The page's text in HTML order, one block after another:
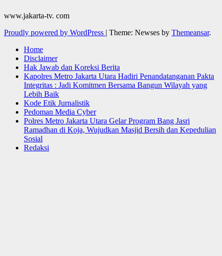
www.jakarta-tv. com
Proudly powered by WordPress | Theme: Newses by Themeansar.
Home
Disclaimer
Hak Jawab dan Koreksi Berita
Kapolres Metro Jakarta Utara Hadiri Penandatanganan Pakta
Integritas : Jadi Komitmen Bersama Bangun Wilayah yang
Lebih Baik
Kode Etik Jurnalistik
Pedoman Media Cyber
Polres Metro Jakarta Utara Gelar Program Bang Jasri
Ramadhan di Koja, Wujudkan Masjid Bersih dan Kepedulian
Sosial
Redaksi